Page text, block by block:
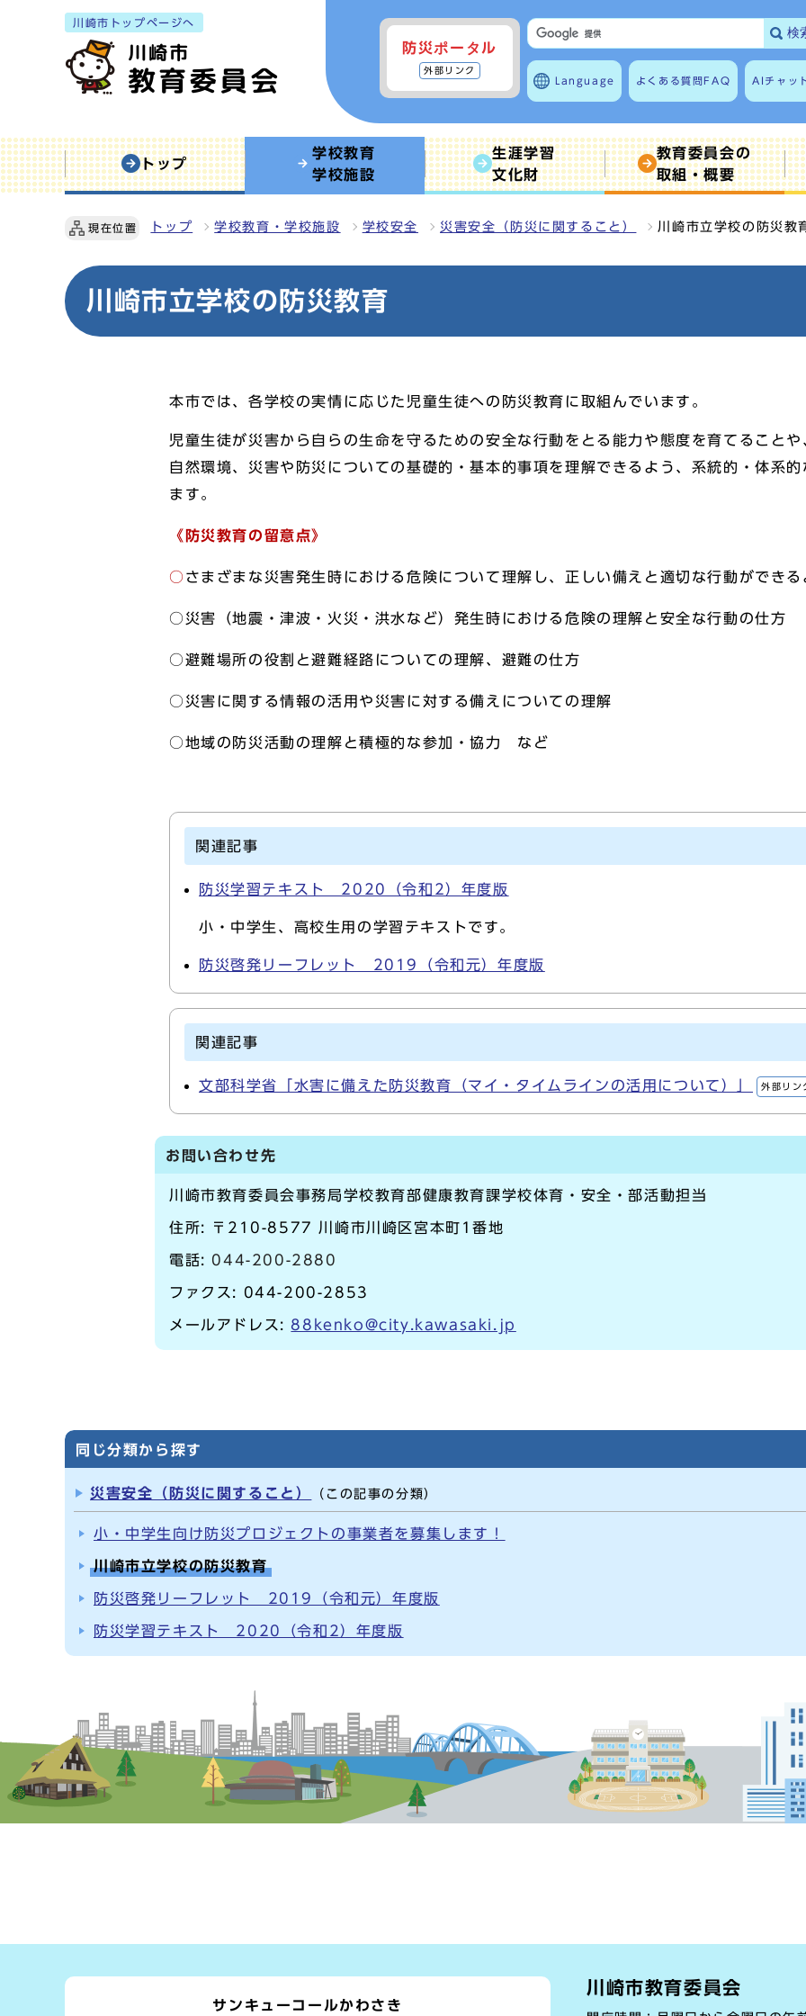
川崎市トップページへ
防災ポータル
外部リンク
検
Language よくある質問 FAQ AIチャッ
トップ
学校教育
学校施設
生涯学習
文化財
教育委員会の
取組・概要
現在位置 トップ 学校教育・学校施設 学校安全 災害安全（防災に関すること） 川崎市立学校の防災教
川崎市立学校の防災教育
本市では、各学校の実情に応じた児童生徒への防災教育に取組んでいます。
児童生徒が災害から自らの生命を守るための安全な行動をとる能力や態度を育てること
自然環境、災害や防災についての基礎的・基本的事項を理解できるよう、系統的・体系
ます。
《防災教育の留意点》
○ さまざまな災害発生時における危険について理解し、正しい備えと適切な行動ができ
○災害（地震・津波・火災・洪水など）発生時における危険の理解と安全な行動の仕方
○避難場所の役割と避難経路についての理解、避難の仕方
○災害に関する情報の活用や災害に対する備えについての理解
○地域の防災活動の理解と積極的な参加・協力 など
関連記事
防災学習テキスト 2020（令和2）年度版
小・中学生、高校生用の学習テキストです。
防災啓発リーフレット 2019（令和元）年度版
関連記事
文部科学省「水害に備えた防災教育（マイ・タイムラインの活用について）」 外部リン
お問い合わせ先
川崎市教育委員会事務局学校教育部健康教育課学校体育・安全・部活動担当
住所: 〒210-8577 川崎市川崎区宮本町1番地
電話: 044-200-2880
ファクス: 044-200-2853
メールアドレス:88kenko@city.kawasaki.jp
同じ分類から探す
災害安全（防災に関すること） （この記事の分類）
小・中学生向け防災プロジェクトの事業者を募集します！
川崎市立学校の防災教育
防災啓発リーフレット 2019（令和元）年度版
防災学習テキスト 2020（令和2）年度版
サンキューコールかわさき
川崎市教育委員会